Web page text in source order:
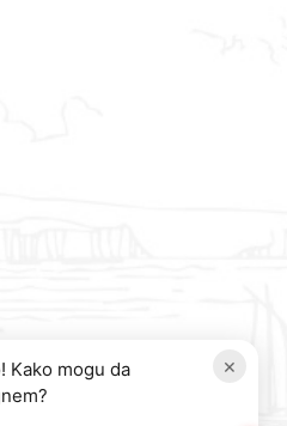
×
Kako mogu da